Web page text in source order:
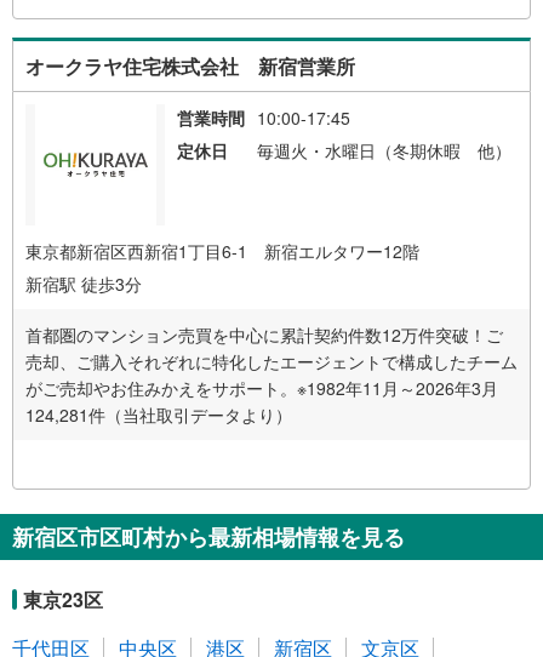
オークラヤ住宅株式会社 新宿営業所
営業時間 10:00-17:45
定休日
毎週火・水曜日（冬期休暇 他）
東京都新宿区西新宿1丁目6-1 新宿エルタワー12階
新宿駅 徒歩3分
首都圏のマンション売買を中心に累計契約件数12万件突破！ご
売却、ご購入それぞれに特化したエージェントで構成したチーム
がご売却やお住みかえをサポート。※1982年11月～2026年3月
124,281件（当社取引データより）
新宿区市区町村から最新相場情報を見る
東京23区
千代田区
中央区 港区 新宿区
文京区